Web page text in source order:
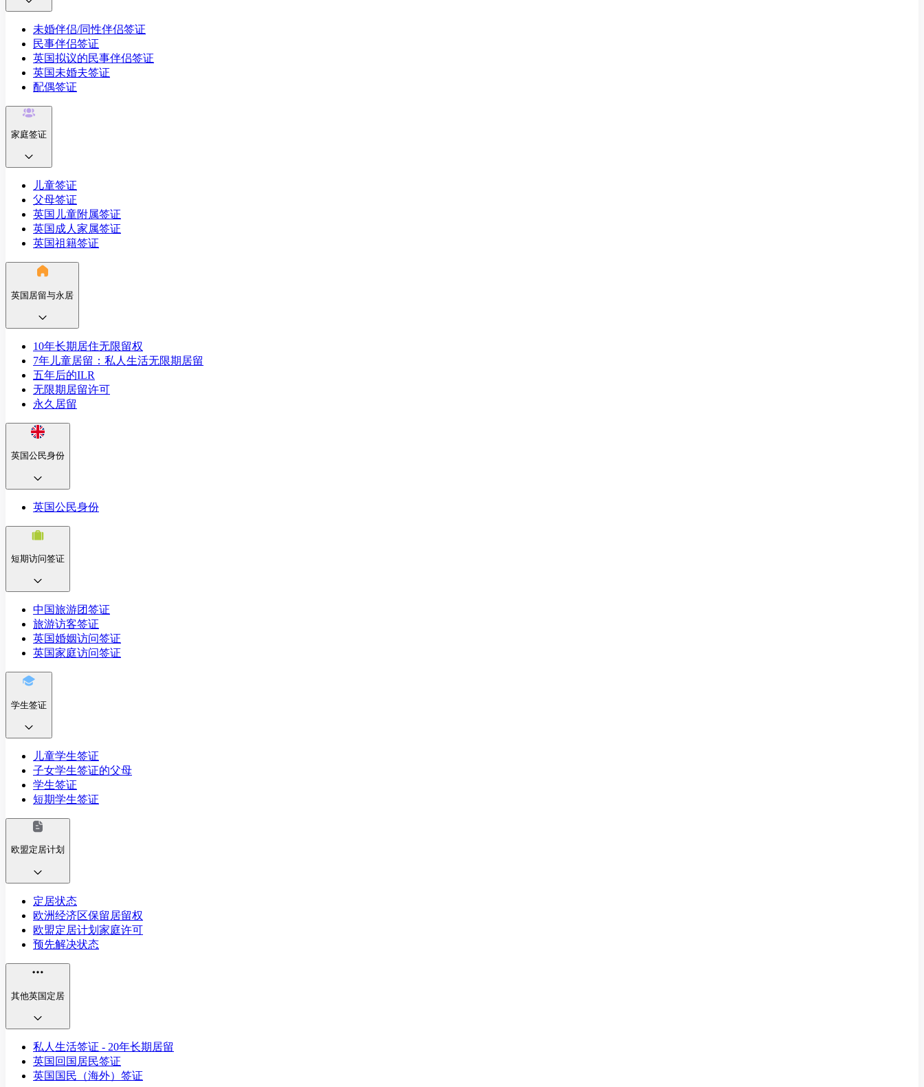
未婚伴侣/同性伴侣签证
民事伴侣签证
英国拟议的民事伴侣签证
英国未婚夫签证
配偶签证
家庭签证
儿童签证
父母签证
英国儿童附属签证
英国成人家属签证
英国祖籍签证
英国居留与永居
10年长期居住无限留权
7年儿童居留：私人生活无限期居留
五年后的ILR
无限期居留许可
永久居留
英国公民身份
英国公民身份
短期访问签证
中国旅游团签证
旅游访客签证
英国婚姻访问签证
英国家庭访问签证
学生签证
儿童学生签证
子女学生签证的父母
学生签证
短期学生签证
欧盟定居计划
定居状态
欧洲经济区保留居留权
欧盟定居计划家庭许可
预先解决状态
其他英国定居
私人生活签证 - 20年长期居留
英国回国居民签证
英国国民（海外）签证